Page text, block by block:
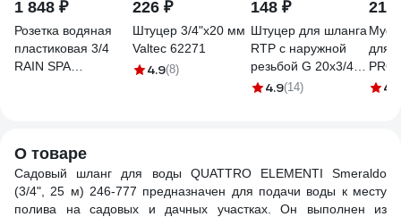
1 848 ₽
Розетка водяная
пластиковая 3/4
RAIN SPA
226 ₽
Штуцер 3/4"х20 мм
Valtec 62271
4.9(8)
148 ₽
Штуцер для шланга
RTP с наружной
резьбой G 20х3/4
25157
4.9(14)
215
для
8- 4.5
О товаре
Садовый шланг для воды QUATTRO ELEMENTI Smeraldo
(3/4", 25 м) 246-777 предназначен для подачи воды к месту
полива на садовых и дачных участках. Он выполнен из